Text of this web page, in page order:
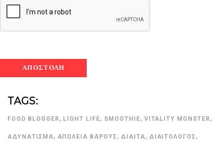
TAGS:
FOOD BLOGGER , LIGHT LIFE, SMOOTHIE, VITALITY MONSTER ,
ΑΔΥΝΆΤΙΣΜΑ, ΑΠΏΛΕΙΑ ΒΆΡΟΥΣ , ΔΊΑΙΤΑ, ΔΙΑΙΤΟΛΌΓΟΣ ,